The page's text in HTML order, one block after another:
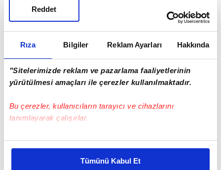
Rıza Bilgiler Reklam Ayarları Hakkında
"Sitelerimizde reklam ve pazarlama faaliyetlerinin
yürütülmesi amaçları ile çerezler kullanılmaktadır.
Bu çerezler, kullanıcıların tarayıcı ve cihazlarını
tanımlayarak çalışırlar.
Bu çerezlere izin vermeniz halinde sizlere özel
daha iyi reklam deneyimi yaşatabiliriz. Bunu yaparken
Tümünü Kabul Et
Reddet